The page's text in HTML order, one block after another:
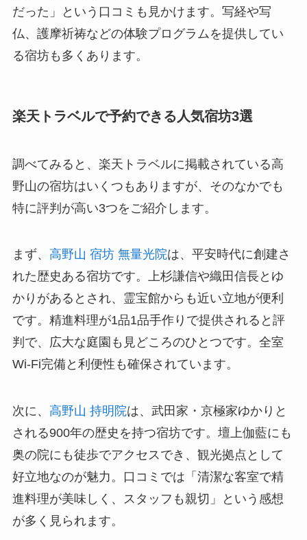
だった」という口コミも見かけます。写経や写
仏、護摩祈祷などの体験プログラムを提供してい
る宿坊も多くあります。
楽天トラベルで予約できる人気宿坊3選
調べてみると、楽天トラベルに掲載されている高
野山の宿坊はいくつもありますが、そのなかでも
特に評判が高い3つをご紹介します。
まず、 高野山 宿坊 無量光院は、平安時代に創建さ
れた歴史ある宿坊です。上杉謙信や織田信長とゆ
かりがあるとされ、霊宝館からも近い立地が便利
です。精進料理が1品1品手作りで提供されると評
判で、広大な庭園も見どころのひとつです。全室
Wi-Fi完備と利便性も確保されています。
次に、 高野山 持明院は、武田家・京極家ゆかりと
される900年の歴史を持つ宿坊です。壇上伽藍にも
奥の院にも徒歩でアクセスでき、観光拠点として
好立地なのが魅力。口コミでは「清潔な客室で精
進料理が美味しく、スタッフも親切」という感想
が多く見られます。